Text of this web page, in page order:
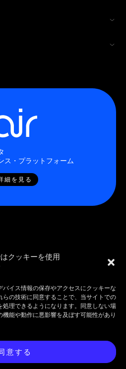
クッキーを使用
イス情報の保存やアクセスにクッキーな
らの技術に同意することで、当サイトでの
理できるようになります。同意しない場
能や動作に悪影響を及ぼす可能性があり
意する
ス・プラットフォーム
細を見る
用規約 /
契約 /
ティブ
しましょ
してくださ